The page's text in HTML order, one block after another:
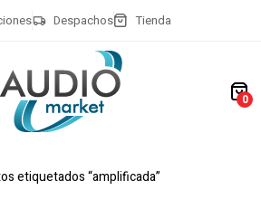
Despachos Tienda
0
etiquetados “amplificada”